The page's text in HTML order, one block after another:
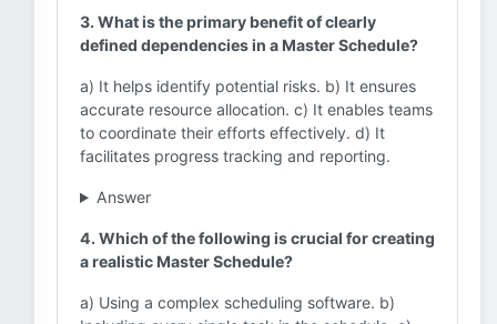
3. What is the primary benefit of clearly
defined dependencies in a Master Schedule?
a) It helps identify potential risks. b) It ensures
accurate resource allocation. c) It enables teams
to coordinate their efforts effectively. d) It
facilitates progress tracking and reporting.
Answer
4. Which of the following is crucial for creating
a realistic Master Schedule?
a) Using a complex scheduling software. b)